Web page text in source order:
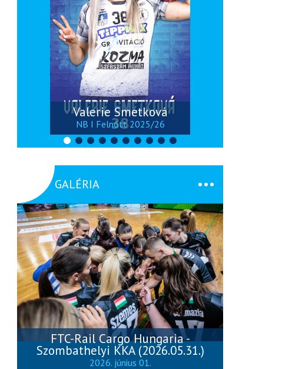
Valerie Smetková
NB I Felnőtt 2025/26
GALÉRIA
FTC-Rail Cargo Hungaria -
Szombathelyi KKA (2026.05.31.)
2026. június 01.